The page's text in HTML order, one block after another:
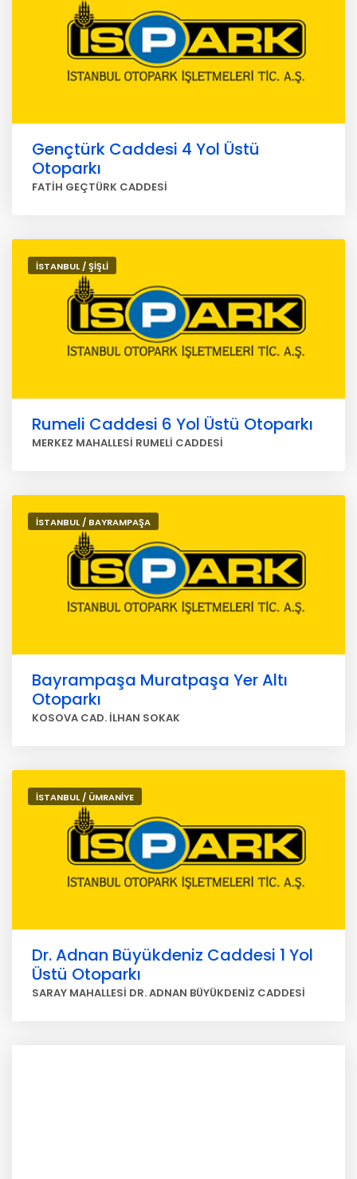
Gençtürk Caddesi 4 Yol Üstü
Otoparkı
FATİH GEÇTÜRK CADDESİ
İSTANBUL / ŞİŞLİ
Rumeli Caddesi 6 Yol Üstü Otoparkı
MERKEZ MAHALLESİ RUMELİ CADDESİ
İSTANBUL / BAYRAMPAŞA
Bayrampaşa Muratpaşa Yer Altı
Otoparkı
KOSOVA CAD. İLHAN SOKAK
İSTANBUL / ÜMRANİYE
Dr. Adnan Büyükdeniz Caddesi 1 Yol
Üstü Otoparkı
SARAY MAHALLESİ DR. ADNAN BÜYÜKDENİZ CADDESİ